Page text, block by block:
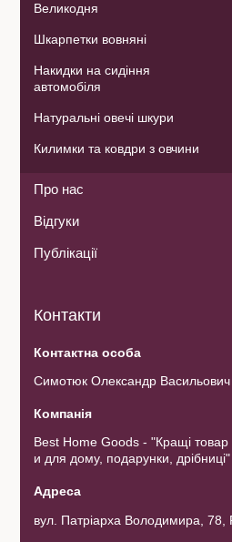
Великодня
Шкарпетки вовняні
Накидки на сидіння
автомобіля
Натуральні овечі шкури
Килимки та ковдри з овчини
Про нас
Відгуки
Публікації
Контакти
Симотюк Олександр Васильович
Best Home Goods - "Кращі товар
и для дому, подарунки, дрібниці"
вул. Патріарха Володимира, 78,